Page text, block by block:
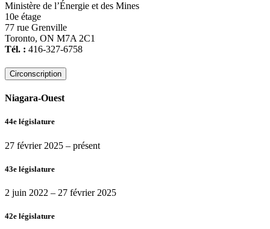
Ministère de l’Énergie et des Mines
10e étage
77 rue Grenville
Toronto, ON M7A 2C1
Tél. : 416-327-6758
Circonscription
Niagara-Ouest
44e législature
27 février 2025 – présent
43e législature
2 juin 2022 – 27 février 2025
42e législature